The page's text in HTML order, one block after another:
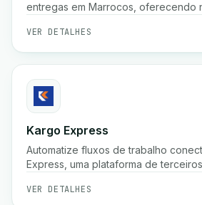
entregas em Marrocos, oferecendo
VER DETALHES
Kargo Express
Automatize fluxos de trabalho
Express, uma plataforma de
VER DETALHES